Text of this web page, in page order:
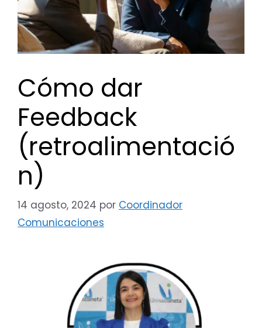
Cómo dar
Feedback
(retroalimentació
n)
14 agosto, 2024 por Coordinador
Comunicaciones